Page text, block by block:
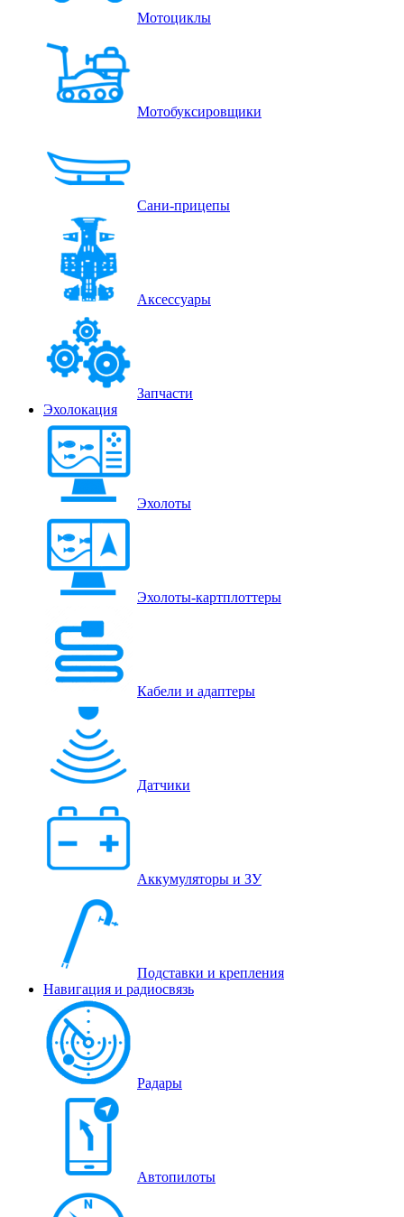
Мотоциклы
Мотобуксировщики
Сани-прицепы
Аксессуары
Запчасти
Эхолокация
Эхолоты
Эхолоты-картплоттеры
Кабели и адаптеры
Датчики
Аккумуляторы и ЗУ
Подставки и крепления
Навигация и радиосвязь
Радары
Автопилоты